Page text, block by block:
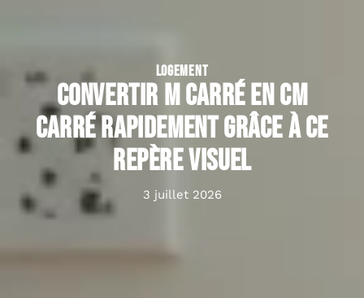
LOGEMENT
Convertir m carré en cm
carré rapidement grâce à ce
repère visuel
3 juillet 2026